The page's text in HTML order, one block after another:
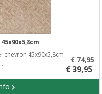
chevron 45x90x5,8cm
€ 74,95
€ 39,95